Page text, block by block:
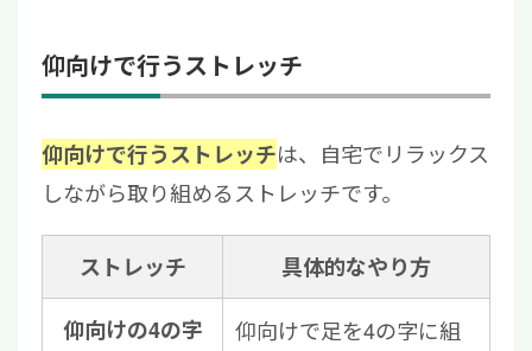
仰向けで行うストレッチ
仰向けで行うストレッチは、自宅でリラックス
しながら取り組めるストレッチです。
ストレッチ 具体的なやり方
仰向けの4の字
仰向けで足を4の字に組